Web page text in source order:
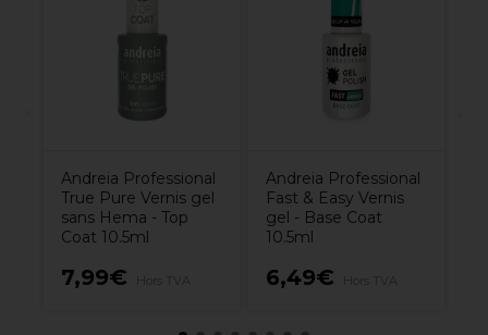
Andreia Professional
True Pure Vernis gel
sans Hema - Top
Coat 10.5ml
7,99€
Andreia Professional
Fast & Easy Vernis
gel - Base Coat
10.5ml
6,49€